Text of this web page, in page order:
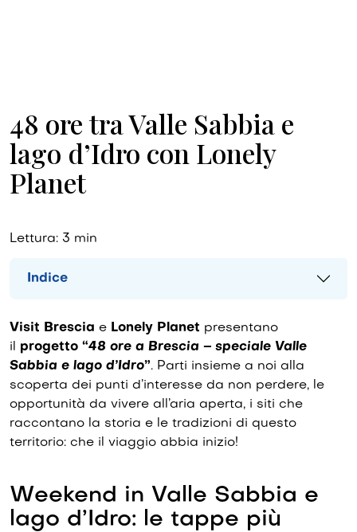
48 ore tra Valle Sabbia e
lago d’Idro con Lonely
Planet
Lettura: 3 min
Indice
Visit Brescia e Lonely Planet presentano
il progetto “48 ore a Brescia – speciale Valle
Sabbia e lago d’Idro”. Parti insieme a noi alla
scoperta dei punti d’interesse da non perdere, le
opportunità da vivere all’aria aperta, i siti che
raccontano la storia e le tradizioni di questo
territorio: che il viaggio abbia inizio!
Weekend in Valle Sabbia e
lago d’Idro: le tappe più